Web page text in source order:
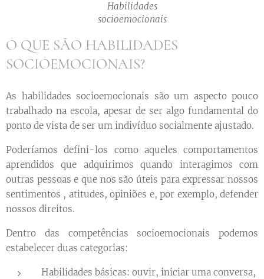
Habilidades
socioemocionais
O QUE SÃO HABILIDADES
SOCIOEMOCIONAIS?
As habilidades socioemocionais são um aspecto pouco
trabalhado na escola, apesar de ser algo fundamental do
ponto de vista de ser um indivíduo socialmente ajustado.
Poderíamos defini-los como aqueles comportamentos
aprendidos que adquirimos quando interagimos com
outras pessoas e que nos são úteis para expressar nossos
sentimentos , atitudes, opiniões e, por exemplo, defender
nossos direitos.
Dentro das competências socioemocionais podemos
estabelecer duas categorias:
Habilidades básicas: ouvir, iniciar uma conversa,